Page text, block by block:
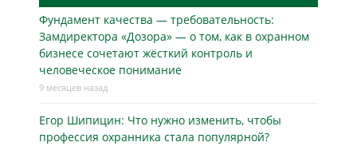
Фундамент качества — требовательность:
Замдиректора «Дозора» — о том, как в охранном
бизнесe сочетают жёсткий контроль и
человеческое понимание
9 месяцев назад
Егор Шипицин: Что нужно изменить, чтобы
профессия охранника стала популярной?